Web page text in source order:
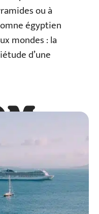
ou à
égyptien
mondes : la
d’une